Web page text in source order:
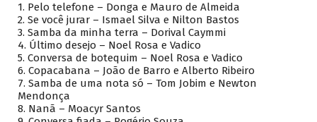
1. Pelo telefone – Donga e Mauro de Almeida
2. Se você jurar – Ismael Silva e Nilton Bastos
3. Samba da minha terra – Dorival Caymmi
4. Último desejo – Noel Rosa e Vadico
5. Conversa de botequim – Noel Rosa e Vadico
6. Copacabana – João de Barro e Alberto Ribeiro
7. Samba de uma nota só – Tom Jobim e Newton
Mendonça
8. Nanã – Moacyr Santos